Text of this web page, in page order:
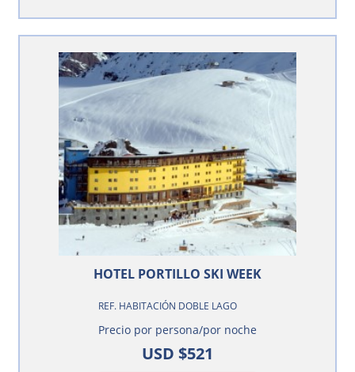
HOTEL PORTILLO SKI WEEK
REF. HABITACIÓN DOBLE LAGO
Precio por persona/por noche
USD $521